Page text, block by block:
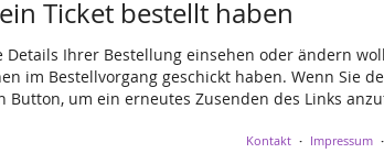
Ticket bestellt haben
Details Ihrer Bestellung einsehen oder ändern
im Bestellvorgang geschickt haben. Wenn Sie
Button, um ein erneutes Zusenden des Links
Kontakt Impressum